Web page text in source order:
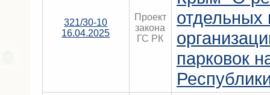
321/30-10
16.04.2025
Проект
закона
ГС РК
отдельных
парковок